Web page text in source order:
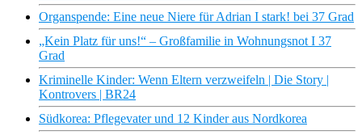
Organspende: Eine neue Niere für Adrian I stark! bei 37 Grad
„Kein Platz für uns!“ – Großfamilie in Wohnungsnot I 37
Grad
Kriminelle Kinder: Wenn Eltern verzweifeln | Die Story |
Kontrovers | BR24
Südkorea: Pflegevater und 12 Kinder aus Nordkorea